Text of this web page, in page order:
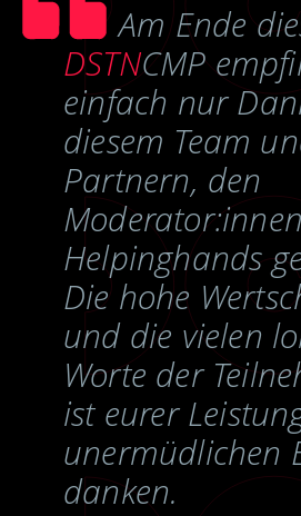
Am Ende
DSTNCMP
einfach nur
diesem Team
Partnern, den
Helpinghands
Die hohe
und die vielen
Worte der
ist eurer
unermüdlichen
danken.